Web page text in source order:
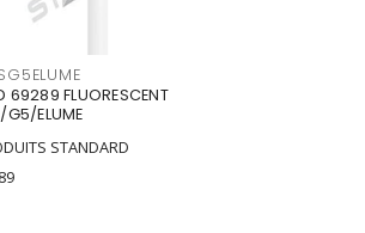
69289 FLUORESCENT
ELUME
STANDARD